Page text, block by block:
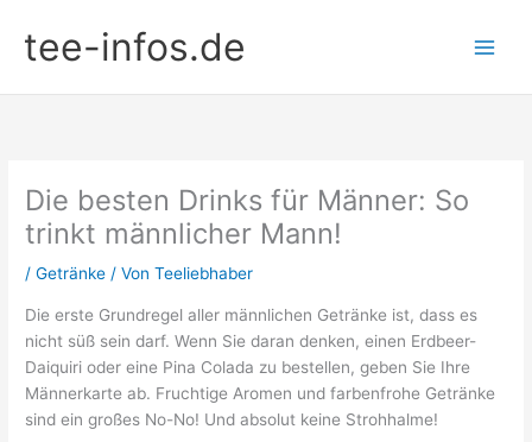
Inhalt
springen
tee-infos.de
Die besten Drinks für Männer: So
trinkt männlicher Mann!
/Getränke / VonTeeliebhaber
Die erste Grundregel aller männlichen Getränke ist, dass es
nicht süß sein darf. Wenn Sie daran denken, einen Erdbeer-
Daiquiri oder eine Pina Colada zu bestellen, geben Sie Ihre
Männerkarte ab. Fruchtige Aromen und farbenfrohe Getränke
sind ein großes No-No! Und absolut keine Strohhalme!